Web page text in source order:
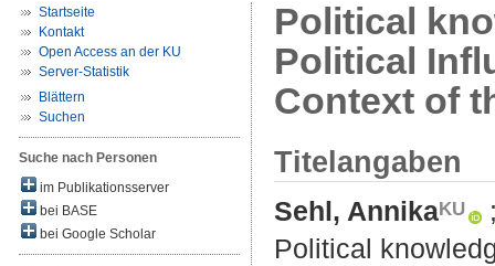
Startseite
Kontakt
Open Access an der KU
Server-Statistik
Blättern
Suchen
Suche nach Personen
im Publikationsserver
bei BASE
bei Google Scholar
Political
Political
Context of
Titelangaben
Sehl, Annika
Political